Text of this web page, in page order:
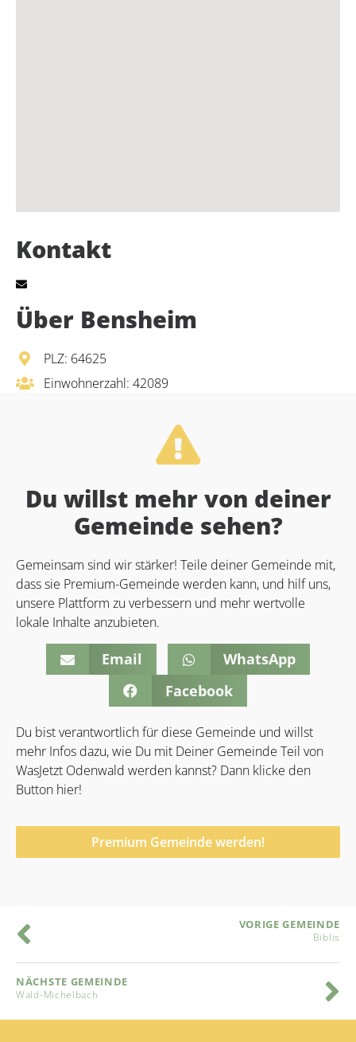
Über Bensheim
PLZ: 64625
Einwohnerzahl: 42089
Kontakt
Du willst mehr von deiner
Gemeinde sehen?
Gemeinsam sind wir stärker! Teile deiner Gemeinde mit,
dass sie Premium-Gemeinde werden kann, und hilf uns,
unsere Plattform zu verbessern und mehr wertvolle
lokale Inhalte anzubieten.
Email
WhatsApp
Facebook
Du bist verantwortlich für diese Gemeinde und willst
mehr Infos dazu, wie Du mit Deiner Gemeinde Teil von
WasJetzt Odenwald werden kannst? Dann klicke den
Button hier!
Premium Gemeinde werden!
VORIGE GEMEINDE
Biblis
NÄCHSTE GEMEINDE
Wald-Michelbach